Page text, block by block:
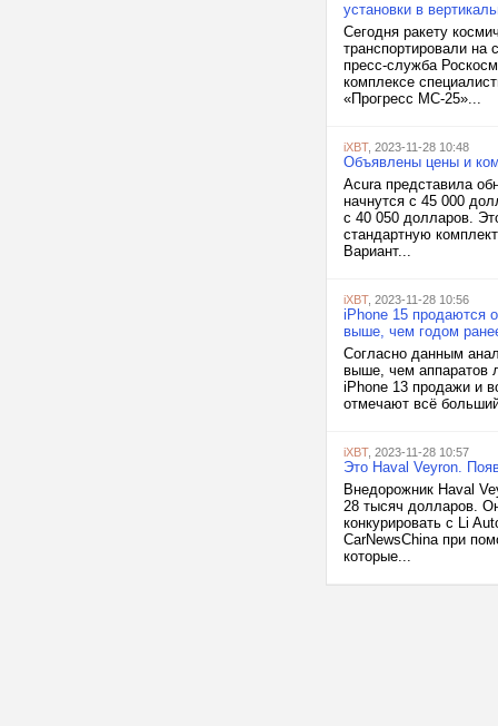
установки в
Сегодня ракету
транспортировали на
пресс-служба
комплексе
«Прогресс МС-25»...
iXBT, 2023-11-28 10:48
Объявлены цены и
Acura представила
начнутся с 45 000
с 40 050 долларов.
стандартную
Вариант...
iXBT, 2023-11-28 10:56
iPhone 15 продаются
выше, чем годом
Согласно данным
выше, чем аппаратов
iPhone 13 продажи и
отмечают всё
iXBT, 2023-11-28 10:57
Это Haval Veyron.
Внедорожник Haval
28 тысяч долларов.
конкурировать с Li
CarNewsChina при
которые...